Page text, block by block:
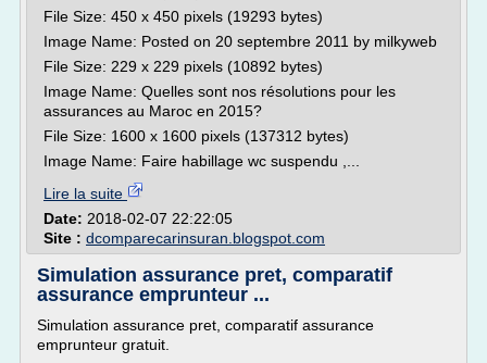
File Size: 450 x 450 pixels (19293 bytes)
Image Name: Posted on 20 septembre 2011 by milkyweb
File Size: 229 x 229 pixels (10892 bytes)
Image Name: Quelles sont nos résolutions pour les
assurances au Maroc en 2015?
File Size: 1600 x 1600 pixels (137312 bytes)
Image Name: Faire habillage wc suspendu ,...
Lire la suite
Date: 2018-02-07 22:22:05
Site : dcomparecarinsuran.blogspot.com
Simulation assurance pret, comparatif
assurance emprunteur ...
Simulation assurance pret, comparatif assurance
emprunteur gratuit.